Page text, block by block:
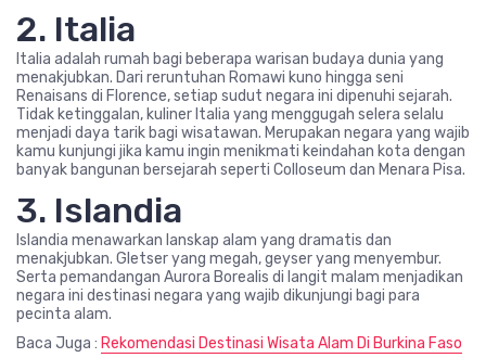
2. Italia
Italia adalah rumah bagi beberapa warisan budaya dunia yang
menakjubkan. Dari reruntuhan Romawi kuno hingga seni
Renaisans di Florence, setiap sudut negara ini dipenuhi sejarah.
Tidak ketinggalan, kuliner Italia yang menggugah selera selalu
menjadi daya tarik bagi wisatawan. Merupakan negara yang wajib
kamu kunjungi jika kamu ingin menikmati keindahan kota dengan
banyak bangunan bersejarah seperti Colloseum dan Menara Pisa.
3. Islandia
Islandia menawarkan lanskap alam yang dramatis dan
menakjubkan. Gletser yang megah, geyser yang menyembur.
Serta pemandangan Aurora Borealis di langit malam menjadikan
negara ini destinasi negara yang wajib dikunjungi bagi para
pecinta alam.
Baca Juga : Rekomendasi Destinasi Wisata Alam Di Burkina Faso